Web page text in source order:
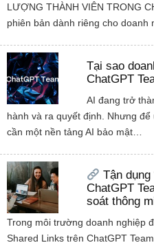
LƯỢNG THÀNH VIÊN TRONG
phiên bản dành riêng cho doanh
Tại sao
ChatGPT
AI đang trở
hành và ra quyết định. Nhưng
cần một nền tảng AI bảo mật…
Tận dụng
ChatGPT
soát thông
Trong môi trường doanh nghiệp
Shared Links trên ChatGPT